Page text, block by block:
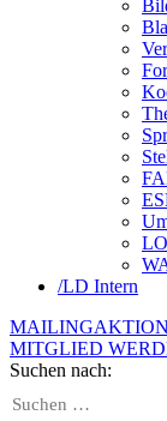
/LD Intern
MAILINGAKTION
MITGLIED
Suchen nach: